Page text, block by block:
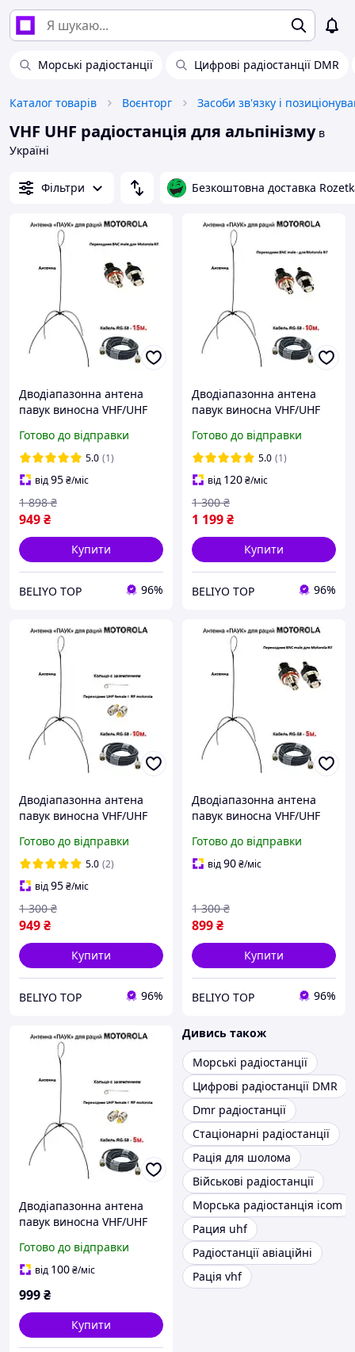
Морські радіостанції Цифрові радіостанції DMR
Каталог товарів Воєнторг Засоби зв'язку і
VHF UHF радіостанція для альпінізмув
Україні
Фільтри Безкоштовна доставка
Дводіапазонна антена
павук виносна VHF/UHF
портативних
радіостанцій Motorola R7
Готово до відправки
5.0 (1)
від95₴/міс
949₴
1 898 ₴
Купити
BELIYO TOP 96%
Дводіапазонна антена
павук виносна VHF/UHF
портативних
радіостанцій Motorola R7
Готово до відправки
5.0 (1)
від 120₴/міс
1 199₴
1 300 ₴
Купити
BELIYO TOP 96%
Дводіапазонна антена
павук виносна VHF/UHF
портативних
радіостанцій Motorola DP
Готово до відправки
5.0 (2)
від95₴/міс
949₴
1 300 ₴
Купити
BELIYO TOP 96%
Дводіапазонна антена
павук виносна VHF/UHF
портативних
радіостанцій Motorola R7
Готово до відправки
від90₴/міс
899₴
1 300 ₴
Купити
BELIYO TOP 96%
Дводіапазонна антена
павук виносна VHF/UHF
портативних
радіостанцій Motorola DP
Готово до відправки
від 100₴/міс
999₴
Купити
Дивись також
Морські радіостанції
Цифрові радіостанції DMR
Dmr радіостанції
Стаціонарні радіостанції
Рація для шолома
Військові радіостанції
Морська радіостанція icom
Рация uhf
Радіостанції авіаційні
Рація vhf